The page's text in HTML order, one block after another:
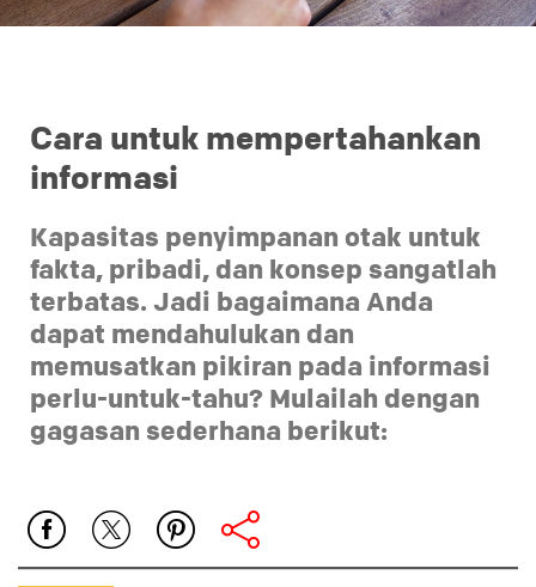
Cara untuk mempertahankan
informasi
Kapasitas penyimpanan otak untuk
fakta, pribadi, dan konsep sangatlah
terbatas. Jadi bagaimana Anda
dapat mendahulukan dan
memusatkan pikiran pada informasi
perlu-untuk-tahu? Mulailah dengan
gagasan sederhana berikut: